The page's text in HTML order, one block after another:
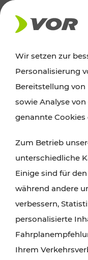
AKTUELLES
Wien,
Wanderungen,
Radtouren oder
Attraktionen sind
Angeboten des
Wir setzen zur
Personalisierung
Bereitstellung von
sowie Analyse
genannte Cookies
Zum Betrieb
unterschiedliche
Einige sind für
während andere
verbessern,
personalisierte
Ihrem